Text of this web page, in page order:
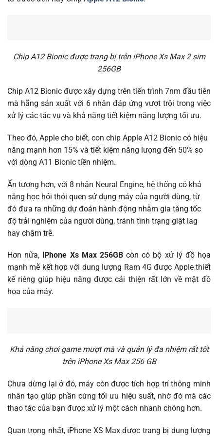
Chip A12 Bionic được trang bị trên iPhone Xs Max 2 sim
256GB
Chip A12 Bionic được xây dựng trên tiến trình 7nm đầu tiên
mà hãng sản xuất với 6 nhân đáp ứng vượt trội trong việc
xử lý các tác vụ và khả năng tiết kiệm năng lượng tối ưu.
Theo đó, Apple cho biết, con chip Apple A12 Bionic có hiệu
năng mạnh hơn 15% và tiết kiệm năng lượng đến 50% so
với dòng A11 Bionic tiền nhiệm.
Ấn tượng hơn, với 8 nhân Neural Engine, hệ thống có khả
năng học hỏi thói quen sử dụng máy của người dùng, từ
đó đưa ra những dự đoán hành động nhằm gia tăng tốc
độ trải nghiệm của người dùng, tránh tình trạng giật lag
hay chậm trễ.
Hơn nữa, iPhone Xs Max 256GBcòn có bộ xử lý đồ họa
mạnh mẽ kết hợp với dung lượng Ram 4G được Apple thiết
kế riêng giúp hiệu năng được cải thiện rất lớn về mặt đồ
họa của máy.
Khả năng chơi game mượt mà và quản lý đa nhiệm rất tốt
trên iPhone Xs Max 256 GB
Chưa dừng lại ở đó, máy còn được tích hợp trí thông minh
nhân tạo giúp phần cứng tối ưu hiệu suất, nhờ đó mà các
thao tác của bạn được xử lý một cách nhanh chóng hơn.
Quan trọng nhất, iPhone XS Max được trang bị dung lượng